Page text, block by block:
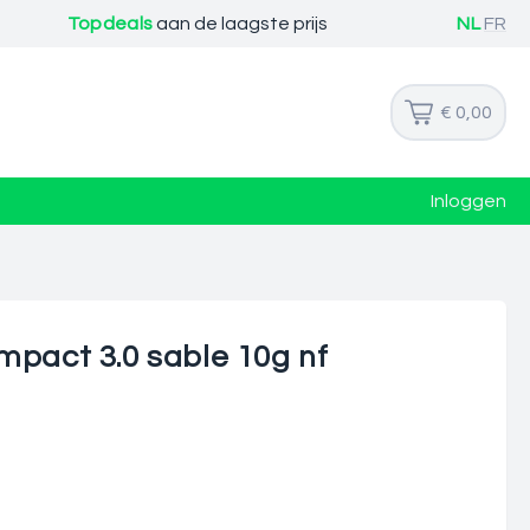
Topdealsaan de laagste prijs NL FR
€ 0,00
Inloggen
3.0 sable 10g nf